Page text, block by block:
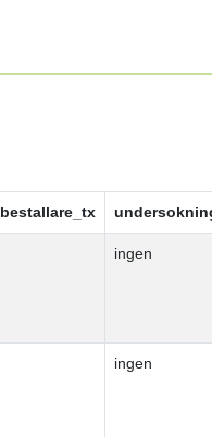
bestallare_tx
ingen
ingen